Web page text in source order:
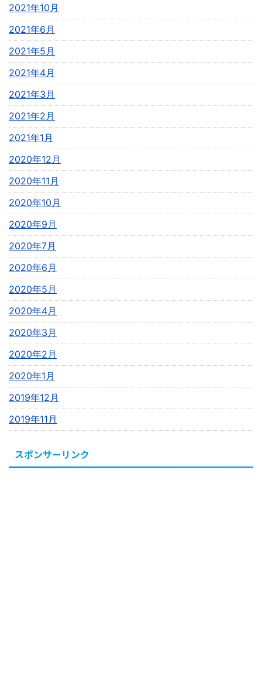
2021年10月
2021年6月
2021年5月
2021年4月
2021年3月
2021年2月
2021年1月
2020年12月
2020年11月
2020年10月
2020年9月
2020年7月
2020年6月
2020年5月
2020年4月
2020年3月
2020年2月
2020年1月
2019年12月
2019年11月
スポンサーリンク